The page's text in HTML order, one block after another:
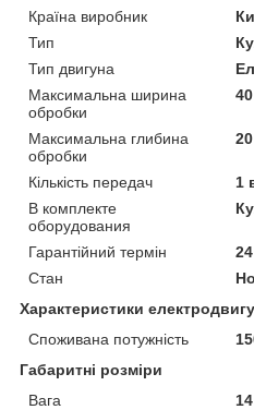
Країна виробник
Тип
Тип двигуна
Максимальна ширина
обробки
Максимальна глибина
обробки
Кількість передач
1
В комплекте
оборудования
Гарантійний термін
Стан
Характеристики
Споживана потужність
Габаритні розміри
Вага